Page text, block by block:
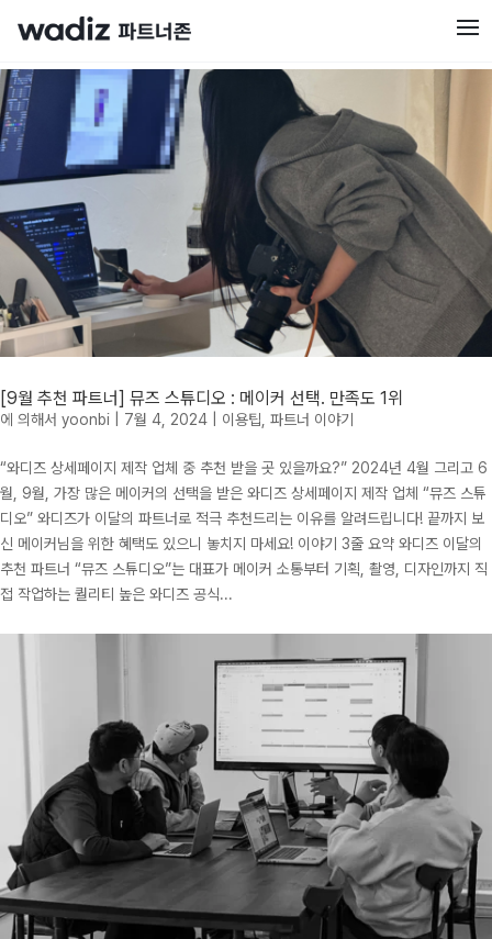
[9월 추천 파트너] 뮤즈 스튜디오 : 메이커 선택. 만족도 1위
에 의해서 yoonbi 7월 4, 2024 이용팁, 파트너 이야기
“와디즈 상세페이지 제작 업체 중 추천 받을 곳 있을까요?” 2024년 4월 그리고 6
월, 9월, 가장 많은 메이커의 선택을 받은 와디즈 상세페이지 제작 업체 “뮤즈 스튜
디오” 와디즈가 이달의 파트너로 적극 추천드리는 이유를 알려드립니다! 끝까지 보
신 메이커님을 위한 혜택도 있으니 놓치지 마세요! 이야기 3줄 요약 와디즈 이달의
추천 파트너 “뮤즈 스튜디오”는 대표가 메이커 소통부터 기획, 촬영, 디자인까지 직
접 작업하는 퀄리티 높은 와디즈 공식...